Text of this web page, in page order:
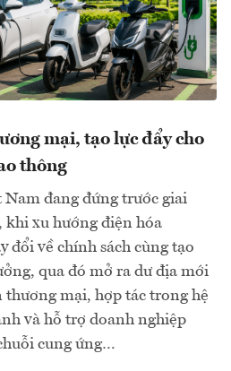
mại, tạo lực đẩy cho
thông
đang đứng trước giai
khi xu hướng điện hóa
đổi về chính sách cùng tạo
qua đó mở ra dư địa mới
thương mại, hợp tác trong hệ
và hỗ trợ doanh nghiệp
cung ứng…